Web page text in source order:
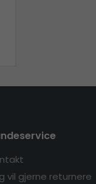
vil gjerne returnere